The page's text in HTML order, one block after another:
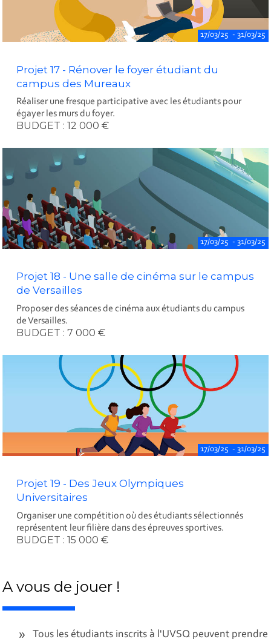
17/03/25 - 31/03/25
Projet 17 - Rénover le foyer étudiant du
campus des Mureaux
Réaliser une fresque participative avec les étudiants pour
égayer les murs du foyer.
BUDGET : 12 000 €
17/03/25 - 31/03/25
Projet 18 - Une salle de cinéma sur le campus
de Versailles
Proposer des séances de cinéma aux étudiants du campus
de Versailles.
BUDGET : 7 000 €
17/03/25 - 31/03/25
Projet 19 - Des Jeux Olympiques
Universitaires
Organiser une compétition où des étudiants sélectionnés
représentent leur filière dans des épreuves sportives.
BUDGET : 15 000 €
A vous de jouer !
Tous les étudiants inscrits à l'UVSQ peuvent prendre